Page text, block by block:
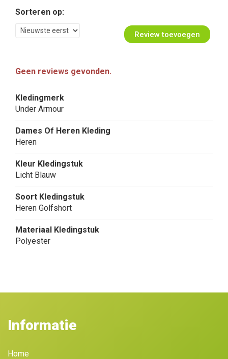
Sorteren op:
Review toevoegen
Geen reviews gevonden.
Kledingmerk
Under Armour
Dames Of Heren Kleding
Heren
Kleur Kledingstuk
Licht Blauw
Soort Kledingstuk
Heren Golfshort
Materiaal Kledingstuk
Polyester
Informatie
Home